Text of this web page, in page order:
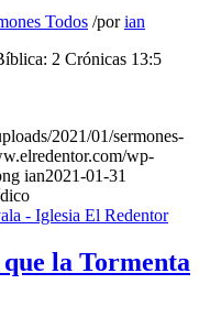
Todos /porian
2 Crónicas 13:5
2021/01/sermones-
wp-
ian2021-01-31
la Tormenta